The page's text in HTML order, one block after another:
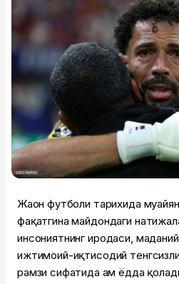
Жаҳон футболи тарихида
фақатгина майдондаги
инсониятнинг иродаси,
ижтимоий-иқтисодий
рамзи сифатида ҳам ёдда